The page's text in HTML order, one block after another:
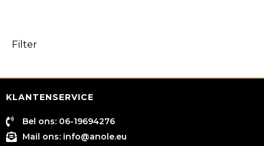
Filter
KLANTENSERVICE
Bel ons: 06-19694276
Mail ons: info@anole.eu